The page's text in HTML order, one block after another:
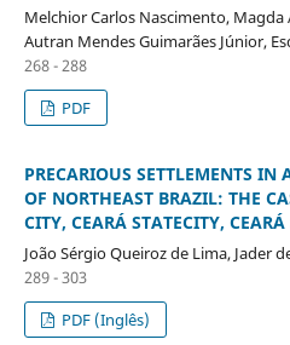
Melchior Carlos Nascimento,
Autran Mendes Guimarães Júnior,
268 - 288
PDF
PRECARIOUS SETTLEMENTS IN
OF NORTHEAST BRAZIL: THE
CITY, CEARÁ STATECITY, CEARÁ
João Sérgio Queiroz de Lima, Jader
289 - 303
PDF (Inglês)